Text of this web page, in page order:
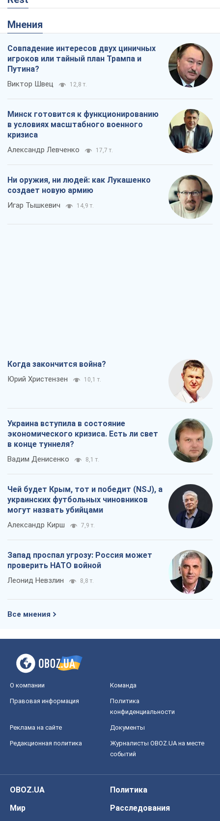
Мнения
Совпадение интересов двух циничных
игроков или тайный план Трампа и
Путина?
Виктор Швец 12,8 т.
Минск готовится к функционированию
в условиях масштабного военного
кризиса
Александр Левченко 17,7 т.
Ни оружия, ни людей: как Лукашенко
создает новую армию
Игар Тышкевич 14,9 т.
Когда закончится война?
Юрий Христензен 10,1 т.
Украина вступила в состояние
экономического кризиса. Есть ли свет
в конце туннеля?
Вадим Денисенко 8,1 т.
Чей будет Крым, тот и победит (NSJ), а
украинских футбольных чиновников
могут назвать убийцами
Александр Кирш 7,9 т.
Запад проспал угрозу: Россия может
проверить НАТО войной
Леонид Невзлин 8,8 т.
Все мнения
О компании Команда
Правовая информация
Политика
конфиденциальности
Реклама на сайте Документы
Редакционная политика
Журналисты OBOZ.UA на месте
событий
OBOZ.UA
Политика
Мир
Расследования